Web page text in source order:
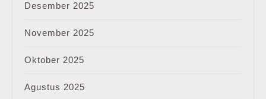
Desember 2025
November 2025
Oktober 2025
Agustus 2025